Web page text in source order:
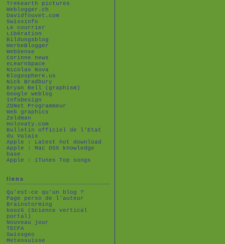
Trekearth pictures
Weblogger.ch
DavidTouvet.com
Swissinfo
Le courrier
Libération
Bildungsblog
WerbeBlogger
WebSense
Corinne news
eLearnSpace
Nicolas Nova
Blogosphere.us
Nick Bradbury
Bryan Bell (graphism)
Google weblog
InfoDesign
ZDNet Programmeur
Web graphics
Zeldman
Holovaty.com
Bulletin officiel de l'Etat
du Valais
Apple : Latest hot download
Apple : Mac OSX knowledge
base
Apple : iTunes Top songs
liens
Qu'est-ce qu'un blog ?
Page perso de l'auteur
Brainstorming
keoz6 (Science vertical
portal)
Nouveau jour
TECFA
Swissgeo
Meteosuisse